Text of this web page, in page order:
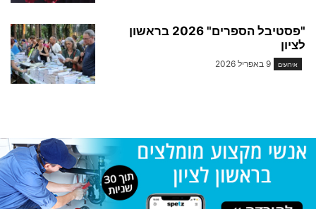
"פסטיבל הספרים" 2026 בראשון
לציון
אירועים 9 באפריל 2026